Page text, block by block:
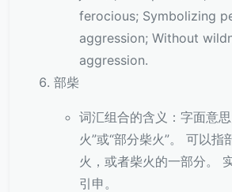
ferocious; Symbolizing
aggression; Without
aggression.
部柴
词汇组合的含义：字面意
火”或“部分柴火”。 可以指
火，或者柴火的一部分。
引申。